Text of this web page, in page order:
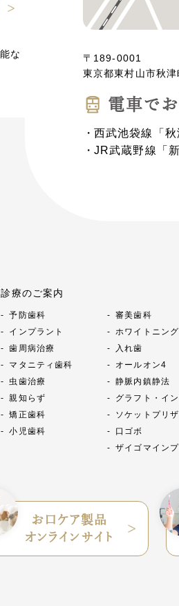
な
〒189-0001
東京都東村山市秋
電⾞で
西武池袋線「
JR武蔵野線「
診療のご案内
予防歯科
インプラント
歯周病治療
マタニティ歯科
虫歯治療
親知らず
矯正歯科
小児歯科
審美歯科
ホワイトニング
入れ歯
オールオン4
静脈内鎮静法
グラフト・イ
ソケットプリ
口ゴボ
ザイゴマインプ
お口ケア製品
オンラインサイト